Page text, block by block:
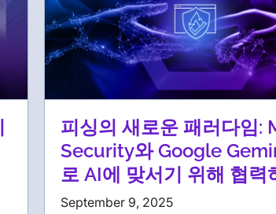
피싱의 새로운 패러다임:
Security와 Google
로 AI에 맞서기 위해 협력
September 9, 2025